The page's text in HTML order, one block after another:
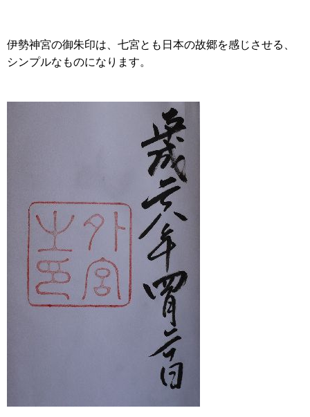
伊勢神宮の御朱印は、七宮とも日本の故郷を感じさせる、
シンプルなものになります。